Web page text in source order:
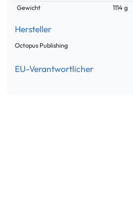
Gewicht
1114 g
Hersteller
Octopus Publishing
EU-Verantwortlicher